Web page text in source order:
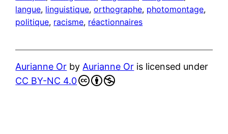
langue, linguistique, orthographe, photomontage
politique, racisme, réactionnaires
Aurianne Or byAurianne Or is licensed under
CC BY-NC 4.0